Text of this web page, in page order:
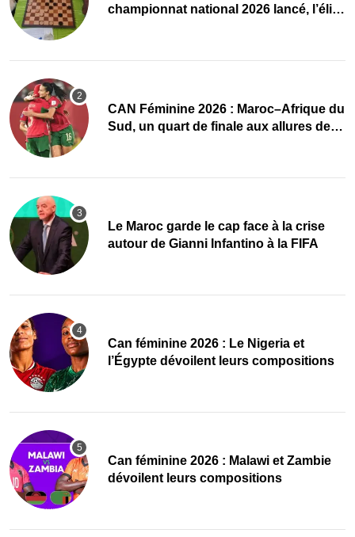
championnat national 2026 lancé, l’élite
CAN Féminine 2026 : Maroc–Afrique du
Sud, un quart de finale aux allures de
Le Maroc garde le cap face à la crise
autour de Gianni Infantino à la FIFA
‎Can féminine 2026 : Le Nigeria et
l’Égypte dévoilent leurs compositions
‎Can féminine 2026 : Malawi et Zambie
dévoilent leurs compositions